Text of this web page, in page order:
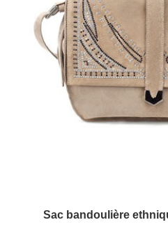
Sac bandoulière